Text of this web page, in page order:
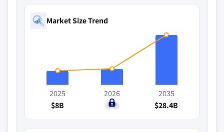
Market Size Trend
2025
$8B
2026
$9B
2035
$28.4B